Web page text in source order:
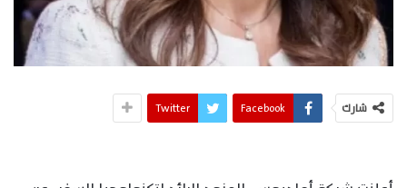
شارك Facebook
Twitter